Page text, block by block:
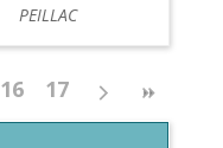
PEILLAC
16 17